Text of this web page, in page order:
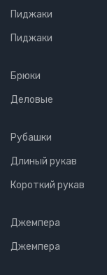
Пиджаки
Пиджаки
Брюки
Деловые
Рубашки
Длиный рукав
Короткий рукав
Джемпера
Джемпера